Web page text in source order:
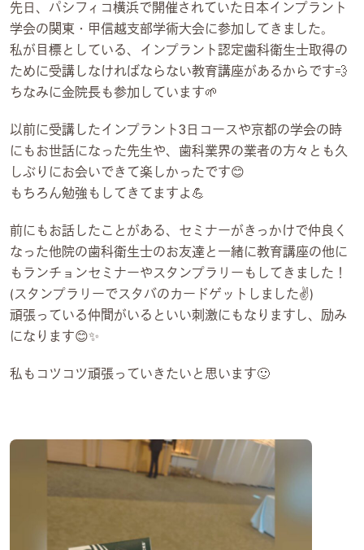
先日、パシフィコ横浜で開催されていた日本インプラント
学会の関東・甲信越支部学術大会に参加してきました。
私が目標としている、インプラント認定歯科衛生士取得の
ために受講しなければならない教育講座があるからです💨
ちなみに金院長も参加しています🌱
以前に受講したインプラント3日コースや京都の学会の時
にもお世話になった先生や、歯科業界の業者の方々とも久
しぶりにお会いできて楽しかったです😊
もちろん勉強もしてきてますよ💪
前にもお話したことがある、セミナーがきっかけで仲良く
なった他院の歯科衛生士のお友達と一緒に教育講座の他に
もランチョンセミナーやスタンプラリーもしてきました！
(スタンプラリーでスタバのカードゲットしました✌)
頑張っている仲間がいるといい刺激にもなりますし、励み
になります😊✨
私もコツコツ頑張っていきたいと思います🙂